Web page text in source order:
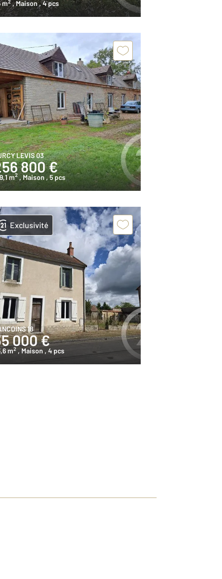
m , Maison, 4 pcs
LEVIS 03
800 €
m2 , Maison, 5 pcs
Exclusivité
18
000 €
m2 , Maison , 4 pcs